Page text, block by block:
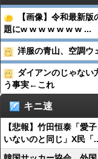
【画像】令和最新
題にw w w w w w w ...
洋服の青山、空調ウ
ダイアンのじゃない
う事実←これ
キニ速
【悲報】竹田恒泰「愛
いないのと同じ」X民「